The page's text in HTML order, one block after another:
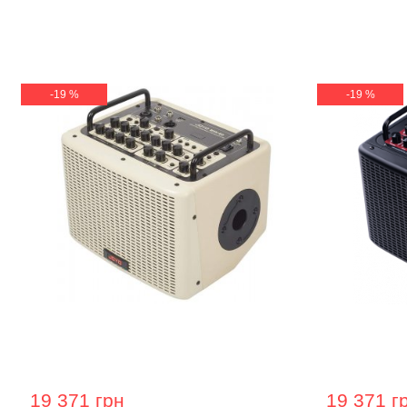
-19 %
19 371 грн
-19 %
19 371